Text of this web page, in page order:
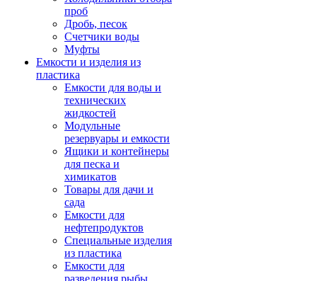
проб
Дробь, песок
Счетчики воды
Муфты
Емкости и изделия из
пластика
Емкости для воды и
технических
жидкостей
Модульные
резервуары и емкости
Ящики и контейнеры
для песка и
химикатов
Товары для дачи и
сада
Емкости для
нефтепродуктов
Специальные изделия
из пластика
Емкости для
разведения рыбы